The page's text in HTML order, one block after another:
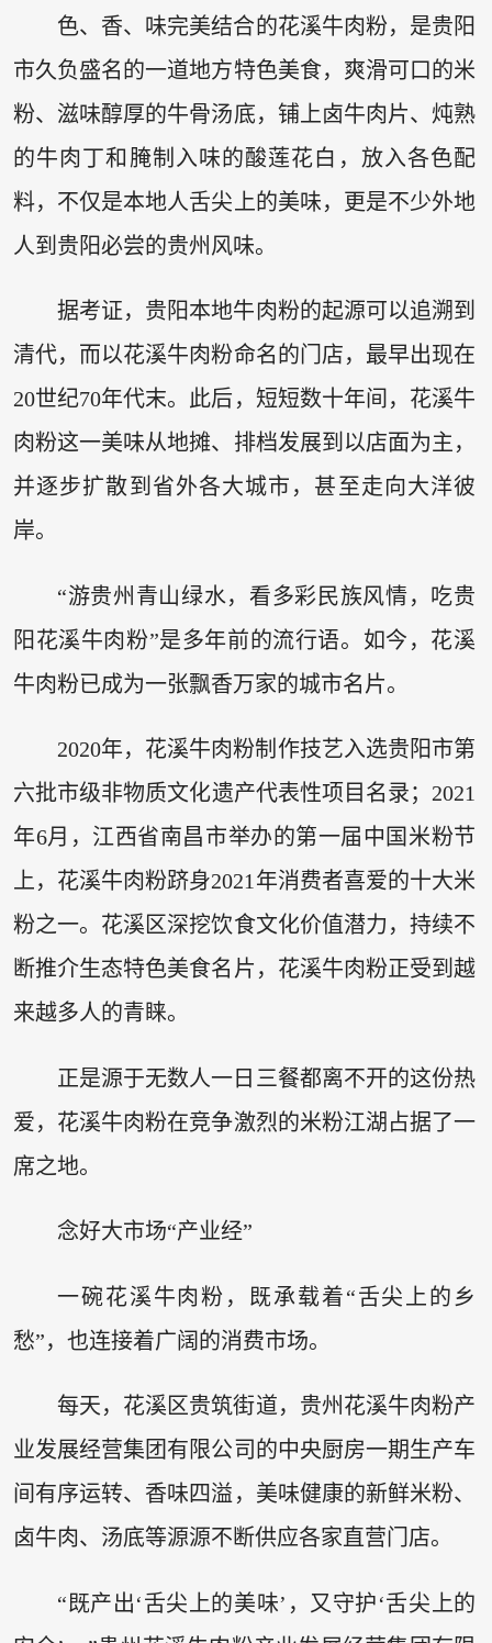
色、香、味完美结合的花溪牛肉粉，是贵阳
市久负盛名的一道地方特色美食，爽滑可口的米
粉、滋味醇厚的牛骨汤底，铺上卤牛肉片、炖熟
的牛肉丁和腌制入味的酸莲花白，放入各色配
料，不仅是本地人舌尖上的美味，更是不少外地
人到贵阳必尝的贵州风味。
据考证，贵阳本地牛肉粉的起源可以追溯到
清代，而以花溪牛肉粉命名的门店，最早出现在
20世纪70年代末。此后，短短数十年间，花溪牛
肉粉这一美味从地摊、排档发展到以店面为主，
并逐步扩散到省外各大城市，甚至走向大洋彼
岸。
“游贵州青山绿水，看多彩民族风情，吃贵
阳花溪牛肉粉”是多年前的流行语。如今，花溪
牛肉粉已成为一张飘香万家的城市名片。
2020年，花溪牛肉粉制作技艺入选贵阳市第
六批市级非物质文化遗产代表性项目名录；2021
年6月，江西省南昌市举办的第一届中国米粉节
上，花溪牛肉粉跻身2021年消费者喜爱的十大米
粉之一。花溪区深挖饮食文化价值潜力，持续不
断推介生态特色美食名片，花溪牛肉粉正受到越
来越多人的青睐。
正是源于无数人一日三餐都离不开的这份热
爱，花溪牛肉粉在竞争激烈的米粉江湖占据了一
席之地。
念好大市场“产业经”
一碗花溪牛肉粉，既承载着“舌尖上的乡
愁”，也连接着广阔的消费市场。
每天，花溪区贵筑街道，贵州花溪牛肉粉产
业发展经营集团有限公司的中央厨房一期生产车
间有序运转、香味四溢，美味健康的新鲜米粉、
卤牛肉、汤底等源源不断供应各家直营门店。
“既产出‘舌尖上的美味’，又守护‘舌尖上的